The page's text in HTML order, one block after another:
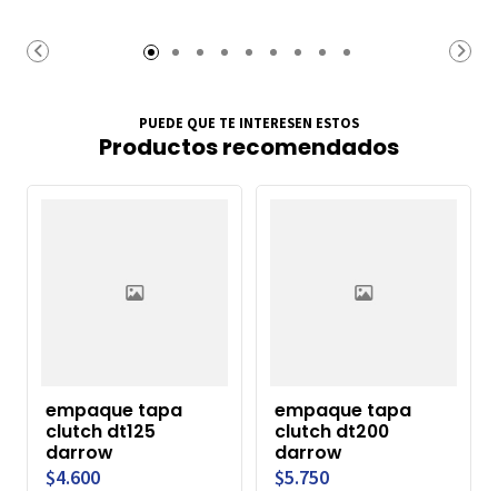
PUEDE QUE TE INTERESEN ESTOS
Productos recomendados
empaque tapa
clutch dt125
darrow
$4.600
empaque tapa
clutch dt200
darrow
$5.750